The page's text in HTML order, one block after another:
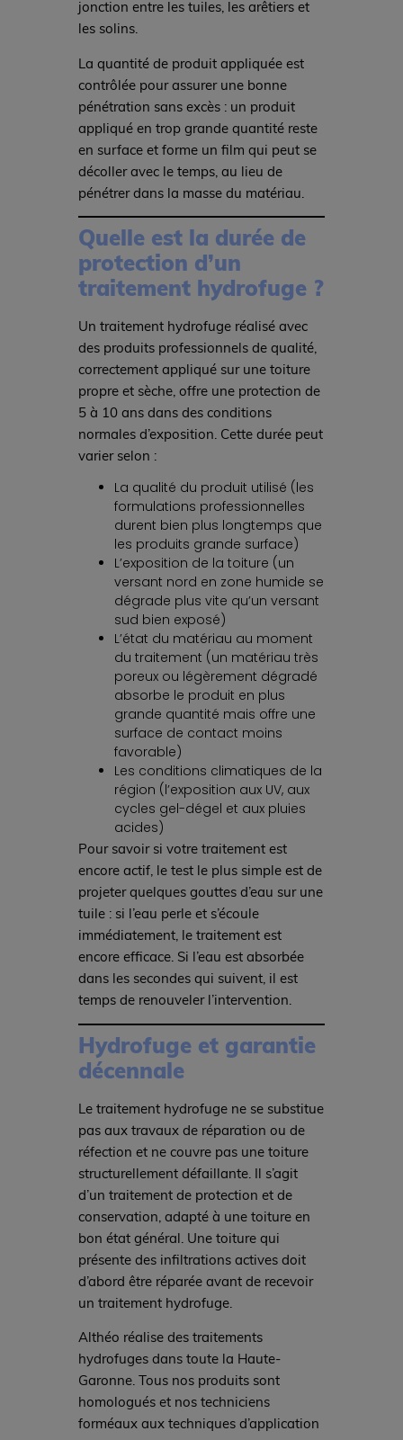
jonction entre les tuiles, les arêtiers et
les solins.
La quantité de produit appliquée est
contrôlée pour assurer une bonne
pénétration sans excès : un produit
appliqué en trop grande quantité reste
en surface et forme un film qui peut se
décoller avec le temps, au lieu de
pénétrer dans la masse du matériau.
Quelle est la durée de
protection d’un
traitement hydrofuge ?
Un traitement hydrofuge réalisé avec
des produits professionnels de qualité,
correctement appliqué sur une toiture
propre et sèche, offre une protection de
5 à 10 ans dans des conditions
normales d’exposition. Cette durée peut
varier selon :
La qualité du produit utilisé (les
formulations professionnelles
durent bien plus longtemps que
les produits grande surface)
L’exposition de la toiture (un
versant nord en zone humide se
dégrade plus vite qu’un versant
sud bien exposé)
L’état du matériau au moment
du traitement (un matériau très
poreux ou légèrement dégradé
absorbe le produit en plus
grande quantité mais offre une
surface de contact moins
favorable)
Les conditions climatiques de la
région (l’exposition aux UV, aux
cycles gel-dégel et aux pluies
acides)
Pour savoir si votre traitement est
encore actif, le test le plus simple est de
projeter quelques gouttes d’eau sur une
tuile : si l’eau perle et s’écoule
immédiatement, le traitement est
encore efficace. Si l’eau est absorbée
dans les secondes qui suivent, il est
temps de renouveler l’intervention.
Hydrofuge et garantie
décennale
Le traitement hydrofuge ne se substitue
pas aux travaux de réparation ou de
réfection et ne couvre pas une toiture
structurellement défaillante. Il s’agit
d’un traitement de protection et de
conservation, adapté à une toiture en
bon état général. Une toiture qui
présente des infiltrations actives doit
d’abord être réparée avant de recevoir
un traitement hydrofuge.
Althéo réalise des traitements
hydrofuges dans toute la Haute-
Garonne. Tous nos produits sont
homologués et nos techniciens
forméaux aux techniques d’application